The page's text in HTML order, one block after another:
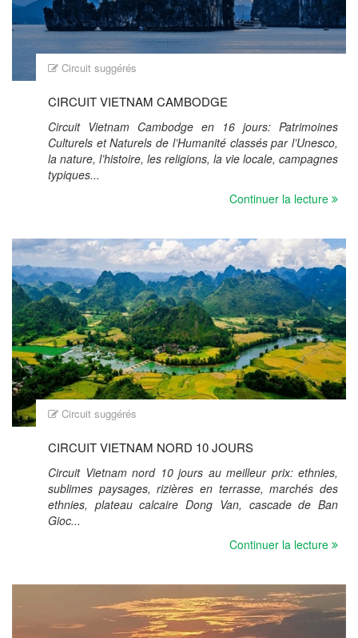
Circuit suggérés
CIRCUIT VIETNAM CAMBODGE
Circuit Vietnam Cambodge en 16 jours: Patrimoines
Culturels et Naturels de l’Humanité classés par l’Unesco,
la nature, l’histoire, les religions, la vie locale, campagnes
typiques...
Continuer la lecture
Circuit suggérés
CIRCUIT VIETNAM NORD 10 JOURS
Circuit Vietnam nord 10 jours au meilleur prix: ethnies,
sublimes paysages, rizières en terrasse, marchés des
ethnies, plateau calcaire Dong Van, cascade de Ban
Gioc...
Continuer la lecture